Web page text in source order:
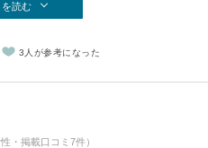
読む
3人が参考になった
・掲載口コミ7件）